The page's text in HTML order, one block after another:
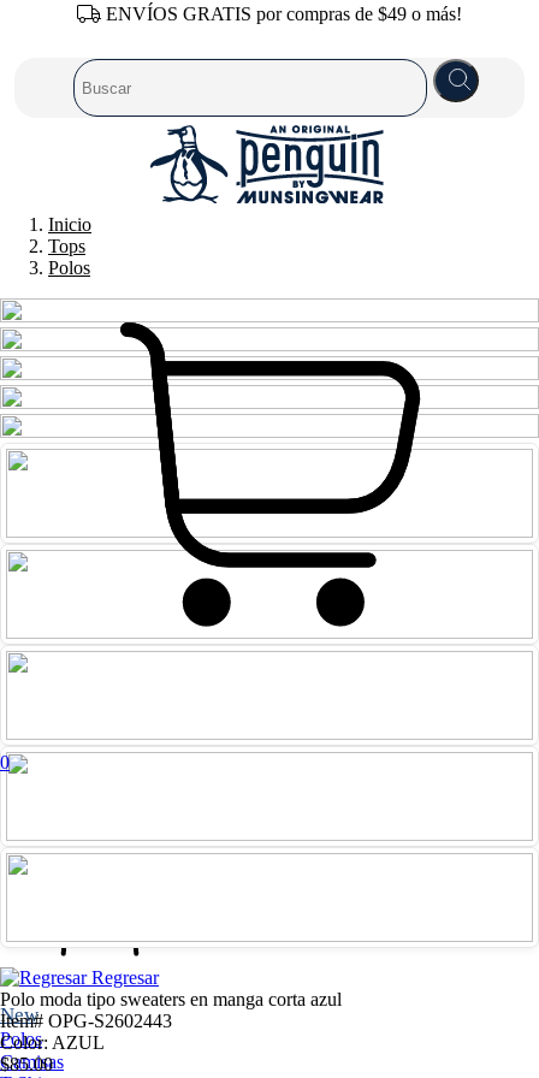
ENVÍOS GRATIS por compras de $49 o más!
0
New
Polos
Camisas
Inicio
Tops
Polos
Regresar
Polo moda tipo sweaters en manga corta azul
Item# OPG-S2602443
Color: AZUL
$85.00